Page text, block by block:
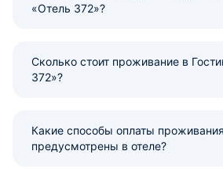
«Отель 372»?
Сколько стоит проживание в
372»?
Какие способы оплаты проживания
предусмотрены в отеле?